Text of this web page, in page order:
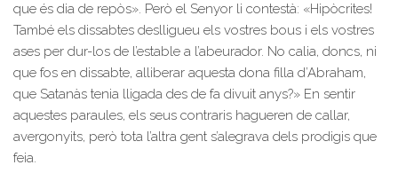
que és dia de repòs». Però el Senyor li contestà: «Hipòcrites!
També els dissabtes deslligueu els vostres bous i els vostres
ases per dur-los de l’estable a l’abeurador. No calia, doncs, ni
que fos en dissabte, alliberar aquesta dona filla d’Abraham,
que Satanàs tenia lligada des de fa divuit anys?» En sentir
aquestes paraules, els seus contraris hagueren de callar,
avergonyits, però tota l’altra gent s’alegrava dels prodigis que
feia.